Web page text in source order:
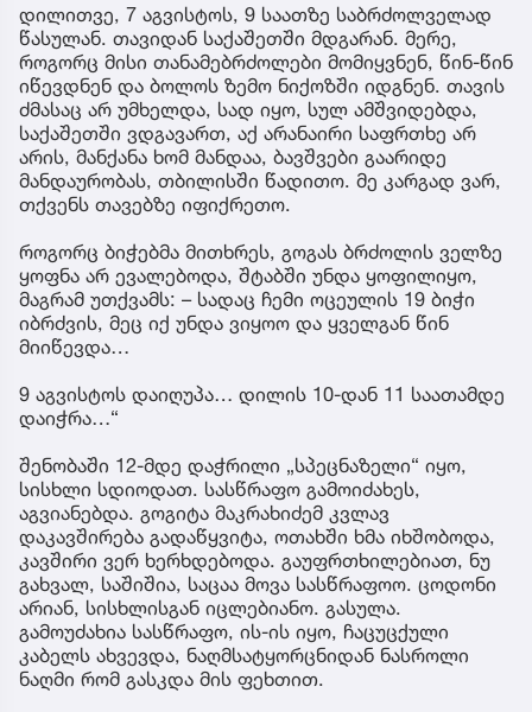
დილითვე, 7 აგვისტოს, 9 საათზე საბრძოლველად
წასულან. თავიდან საქაშეთში მდგარან. მერე,
როგორც მისი თანამებრძოლები მომიყვნენ, წინ-წინ
იწევდნენ და ბოლოს ზემო ნიქოზში იდგნენ. თავის
ძმასაც არ უმხელდა, სად იყო, სულ ამშვიდებდა,
საქაშეთში ვდგავართ, აქ არანაირი საფრთხე არ
არის, მანქანა ხომ მანდაა, ბავშვები გაარიდე
მანდაურობას, თბილისში წადითო. მე კარგად ვარ,
თქვენს თავებზე იფიქრეთო.
როგორც ბიჭებმა მითხრეს, გოგას ბრძოლის ველზე
ყოფნა არ ევალებოდა, შტაბში უნდა ყოფილიყო,
მაგრამ უთქვამს: – სადაც ჩემი ოცეულის 19 ბიჭი
იბრძვის, მეც იქ უნდა ვიყოო და ყველგან წინ
მიიწევდა…
9 აგვისტოს დაიღუპა… დილის 10-დან 11 საათამდე
დაიჭრა…“
შენობაში 12-მდე დაჭრილი „სპეცნაზელი“ იყო,
სისხლი სდიოდათ. სასწრაფო გამოიძახეს,
აგვიანებდა. გოგიტა მაკრახიძემ კვლავ
დაკავშირება გადაწყვიტა, ოთახში ხმა იხშობოდა,
კავშირი ვერ ხერხდებოდა. გაუფრთხილებიათ, ნუ
გახვალ, საშიშია, საცაა მოვა სასწრაფოო. ცოდონი
არიან, სისხლისგან იცლებიანო. გასულა.
გამოუძახია სასწრაფო, ის-ის იყო, ჩაცუცქული
კაბელს ახვევდა, ნაღმსატყორცნიდან ნასროლი
ნაღმი რომ გასკდა მის ფეხთით.